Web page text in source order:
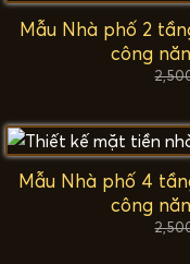
Mẫu Nhà phố 2
công
Mẫu Nhà phố 4
công